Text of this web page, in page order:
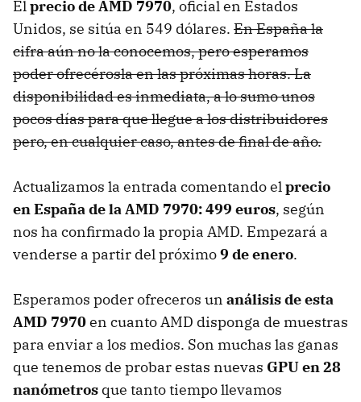
Elprecio deAMD 7970, oficial en Estados
Unidos, se sitúa en 549 dólares. En España la
cifra aún no la conocemos, pero esperamos
poder ofrecérosla en las próximas horas. La
disponibilidad es inmediata, a lo sumo unos
pocos días para que llegue a los distribuidores
pero, en cualquier caso, antes de final de año.
Actualizamos la entrada comentando elprecio
en España de laAMD 7970: 499 euros, según
nos ha confirmado la propia AMD. Empezará a
venderse a partir del próximo9 de enero.
Esperamos poder ofreceros un análisis de esta
AMD 7970en cuantoAMD disponga de muestras
para enviar a los medios. Son muchas las ganas
que tenemos de probar estas nuevas GPUen 28
nanómetros que tanto tiempo llevamos